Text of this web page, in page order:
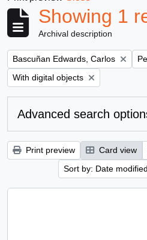
Showing 1
Archival description
Remove filter:
Bascuñan Edwards, Carlos
Remove filter:
With digital objects
Advanced search
Print preview Card view
Sort by: Date modified